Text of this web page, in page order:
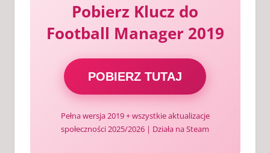
Pobierz Klucz do
Football Manager 2019
POBIERZ TUTAJ
Pełna wersja 2019 + wszystkie aktualizacje
społeczności 2025/2026 | Działa na Steam